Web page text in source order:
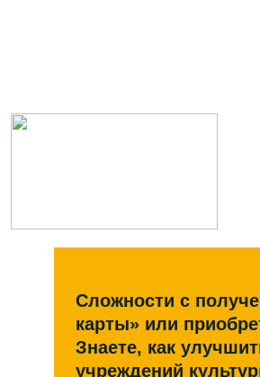
Сложности с
карты» или
Знаете, как
учреждений